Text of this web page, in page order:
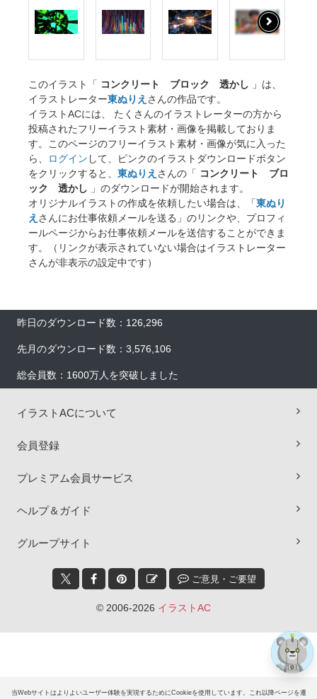
当Webサイトはよりよいユーザー体験を実現するためにCookieを使用しています。これ以降ページを遷
このイラスト「 コンクリート ブロック 透かし 」は、
イラストレーター東ぬりえ さんの作品です。
イラストACには、 たくさんのイラストレーターの方から
投稿されたフリーイラスト素材・画像を掲載しておりま
す。このページのフリーイラスト素材・画像が気に入った
ら、
ログイン して、ピンクのイラストダウンロードボタン
をクリックすると、 東ぬりえ さんの「 コンクリート ブロ
ック 透かし 」のダウンロードが開始されます。
オリジナルイラストの作成を依頼したい場合は、「東ぬり
え さんにお仕事依頼メールを送る」のリンクや、プロフィ
ールページからお仕事依頼メールを送信することができま
す。（リンクが表示されていない場合はイラストレーター
さんが非表示の設定中です）
昨日のダウンロード数：126,296
先月のダウンロード数：3,576,106
総会員数：1600万人を突破しました
イラストACについて
会員登録
プレミアム会員サービス
ヘルプ＆ガイド
グループサイト
ご意見・ご要望
© 2006-2026 イラストAC